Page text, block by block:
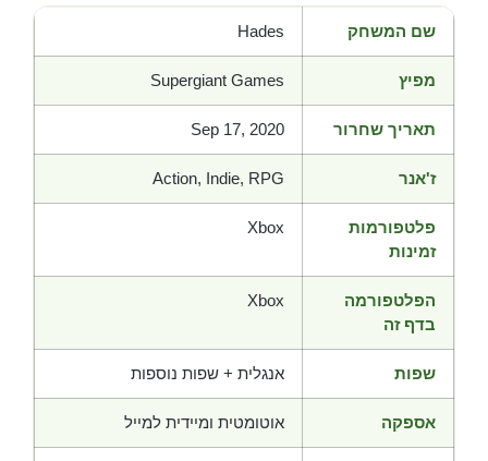
שם המשחק Hades
מפיץ Supergiant Games
תאריך שחרור Sep 17, 2020
ז'אנר Action, Indie, RPG
פלטפורמות
זמינות
Xbox
הפלטפורמה
בדף זה
Xbox
שפות אנגלית + שפות נוספות
אספקה אוטומטית ומיידית למייל